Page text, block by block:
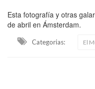
Esta fotografía y otras
de abril en Ámsterdam.
Categorias: El